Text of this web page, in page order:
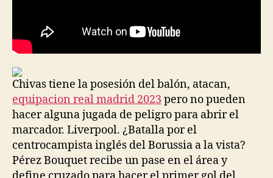
Chivas tiene la posesión del balón, atacan,
equipacion real madrid 2023 pero no pueden
hacer alguna jugada de peligro para abrir el
marcador. Liverpool. ¿Batalla por el
centrocampista inglés del Borussia a la vista?
Pérez Bouquet recibe un pase en el área y